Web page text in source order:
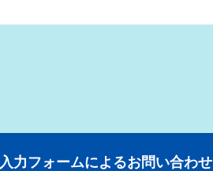
入力フォームによるお問い合わせ